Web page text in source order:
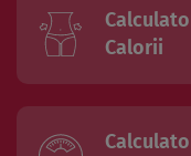
Calorii